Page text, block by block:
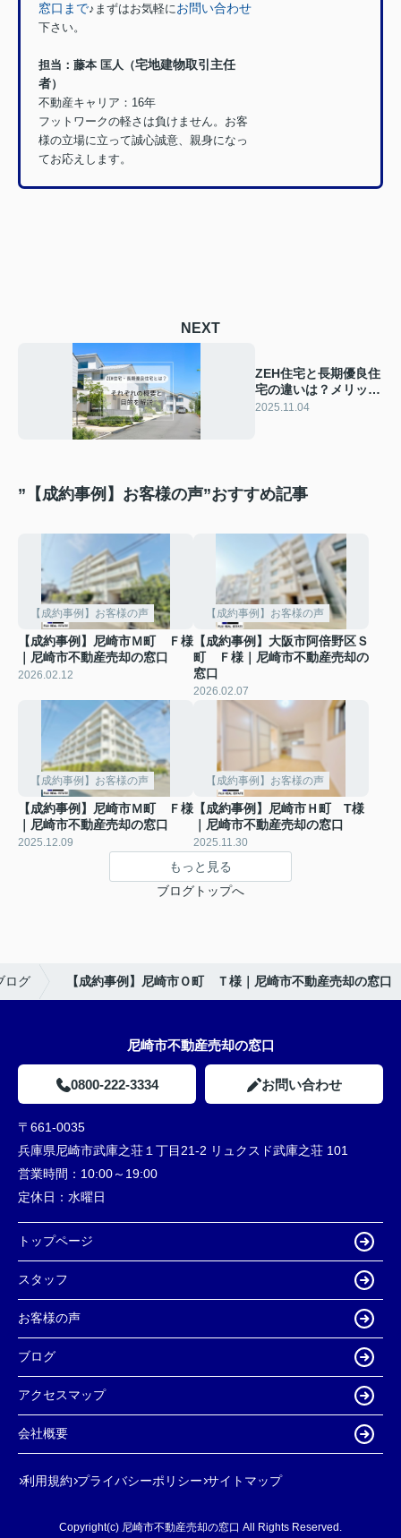
窓口まで♪ まずはお気軽にお問い合わせ
下さい。
担当： 藤本 匡人（宅地建物取引主任
者）
不動産キャリア：16年
フットワークの軽さは負けません。お客
様の立場に立って誠心誠意、親身になっ
てお応えします。
NEXT
ZEH住宅と長期優良住
宅の違いは？メリット
やデメリットも比較解
2025.11.04
”【成約事例】お客様の声”おすすめ記事
【成約事例】お客様の声
【成約事例】尼崎市Ｍ町 Ｆ様
｜尼崎市不動産売却の窓口
2026.02.12
【成約事例】お客様の声
【成約事例】大阪市阿倍野区Ｓ
町 Ｆ様｜尼崎市不動産売却の
窓口
2026.02.07
【成約事例】お客様の声
【成約事例】尼崎市Ｍ町 Ｆ様
｜尼崎市不動産売却の窓口
2025.12.09
【成約事例】お客様の声
【成約事例】尼崎市Ｈ町 T様
｜尼崎市不動産売却の窓口
2025.11.30
もっと見る
ブログトップへ
ログ 【成約事例】尼崎市Ｏ町 Ｔ様｜尼崎市不動産売却の窓口
尼崎市不動産売却の窓口
0800-222-3334 お問い合わせ
〒661-0035
兵庫県尼崎市武庫之荘１丁目21-2 リュクスド武庫之荘 101
営業時間： 10:00～19:00
定休日： 水曜日
トップページ
スタッフ
お客様の声
ブログ
アクセスマップ
会社概要
利用規約 プライバシーポリシー サイトマップ
Copyright(c) 尼崎市不動産売却の窓口 All Rights Reserved.